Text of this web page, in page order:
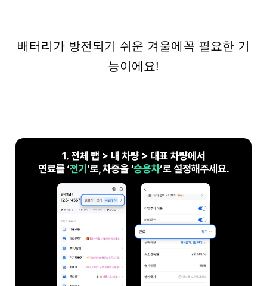
배터리가 방전되기 쉬운 겨울에꼭 필요한 기
능이에요!